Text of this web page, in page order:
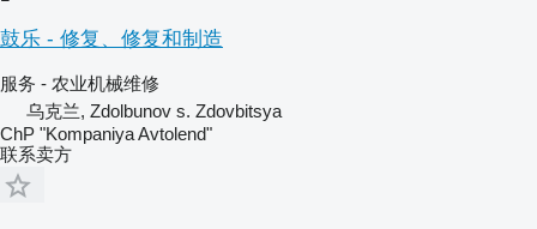
鼓乐 - 修复、修复和制造
服务 - 农业机械维修
乌克兰, Zdolbunov s. Zdovbitsya
ChP "Kompaniya Avtolend"
联系卖方